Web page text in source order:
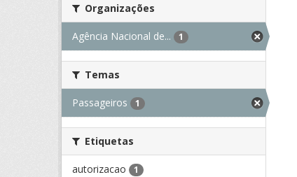
Organizações
Agência Nacional de... 1
Temas
Passageiros 1
Etiquetas
autorizacao 1